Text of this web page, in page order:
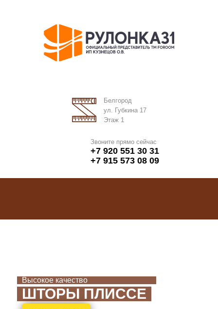
Белгород
ул. Губкина 17
Этаж 1
Звоните прямо сейчас
+7 920 551 30 31
+7 915 573 08 09
Высокое качество
ШТОРЫ ПЛИССЕ